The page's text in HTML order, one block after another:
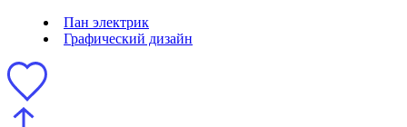
Пан электрик
Графический дизайн